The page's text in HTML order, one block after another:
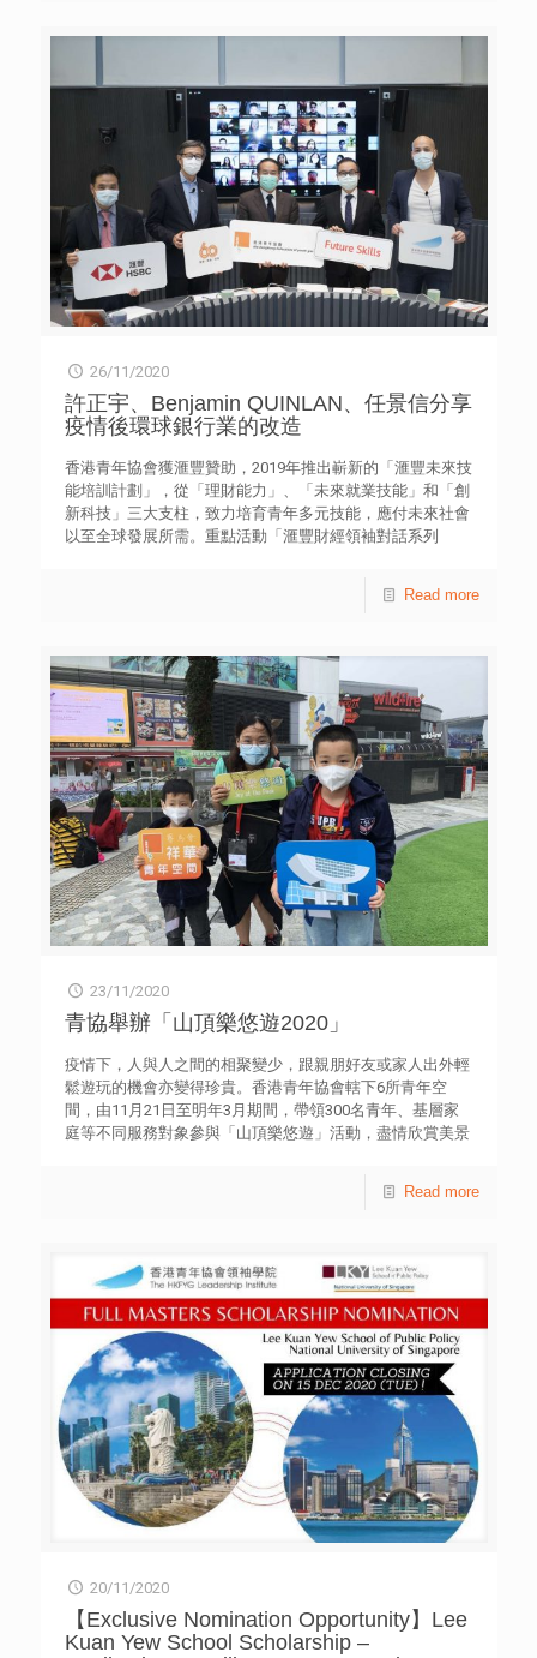
作（54.5%）、發掘新興趣（37.1%）或鞏固已有知識
（36.2%）【表5】。 至於有進行實習的457名（52.1%）受
訪學生中，五成半（54.3%）有採用虛擬實習【表6】；他們
認為虛擬實習能增加工作彈性（74.2%），節省時間和金錢
（65.3%），以及可以適應未來數碼時代的發展（48.4%）
【表7】。 上述調查於今年9月29日至10月18日期間，以網
上問卷調查方式，訪問了877名有實習或有意實習，二年級
或以上全日制大學生和2020年畢業生。另綜合21名青年個案
分析虛擬實習遇到的具體困難，包括較難了解職場文化、溝
通成效低、因缺乏工作所需資源而導致學習機會減少，以及
缺乏真實感等。 結果指出，近八成（79.7%）受訪學生認
來以「100%實體」實習，亦有為數不少（60.7%）期望有少
量虛擬實習，實體佔70-90%【表9】。 研究亦深入訪問多
位專家和學者。有受訪專家肯定實體實習的重要，但隨着資
訊科技的發展和應用，加上疫情令僱主心態改變，更願意接
受虛擬實習；未來實習模式可以實體與虛擬雙軌並存，認為
學生需同時兼顧實體及虛擬實習的技巧，配合現時社會的趨
勢及行業需求，以便畢業後可以面對不同環境及挑戰。 有
受訪專家指出，在新常態下，職場結構和工作模式的改變，
的學習經歷正正是裝備未來技能的重要途徑。 青年創研庫
實習章程資料及配套，包括定下清晰的工作目標、事前足夠
的資料和工作指引等，並加設虛擬夥伴計劃，增加企業與實
習學生的雙向交流。 該組召集人張樂芹表示，參考外地經
驗，學校和非政府組織可合作通過舉辦不同計劃，從社區實
踐出發，讓學生把學科知識應用在實際場景，並設立一站式
網上虛擬實習平台，提供虛擬實習技巧，實習空缺，就業技
能等資訊。 該組成員李家瑋指出，為增加學生的實習機
會，建議政府擴闊境外實習資助計劃至境外虛擬實習計劃，
讓學生擴闊視野。另成員高雪麗指出，學生亦應主動掌握多
元技能以應對新常態。 青協青年研究中心自2015年起成立
「青年創研庫」，是本港一個屬於青年的智庫。第三屆
（2020—2022年度）創研庫成員由超過80位本地青年專業人
士與大專學生組成，平均年齡為27歲。透過以研究實證為基
建言獻策。青年創研庫四項專題研究系列包括：「經濟」、
「管治」、「教育」，以及「民生」。8位專家、學者應邀
擔任創研庫的顧問導師，包括張子欣博士、黃元山先生、陳
弘毅教授、陳維安先生、黃錦輝教授、朱子穎先生、葉兆輝
教授，以及倪以理先生。 -完- 附件「新常態下促進學生實
習經驗」調查結果
26/11/2020
許正宇、Benjamin QUINLAN、任景信分享
疫情後環球銀行業的改造
香港青年協會獲滙豐贊助，2019年推出嶄新的「滙豐未來技
能培訓計劃」，從「理財能力」、「未來就業技能」和「創
新科技」三大支柱，致力培育青年多元技能，應付未來社會
以至全球發展所需。重點活動「滙豐財經領袖對話系列
科學生，與本港重要財經領袖對談環球銀行業趨勢。 是次
生, JP擔任分享嘉賓；並由香港金融發展局人力資源小組召
集人黃元山先生主持。 香港青年協會總幹事何永昌先生表
示，全球經濟在疫情期間經歷各種挑戰，本港學生的生活和
學習模式亦出現新常態，倘能及早探索環球趨勢，將有助規
劃個人事業路向。他指出，青協領袖學院著重實用技能與素
質培育並重；推出的「滙豐財經領袖對話系列」致力提升本
地大專生的未來就業和領導能力。他衷心感謝滙豐、多位商
界領袖，以及各大專院校的鼎力支持。 財政事務及庫務局
局長許正宇在活動上提到，行政長官在當天發表的《施政報
告》涵蓋一系列發展香港金融市場的最新措施，包括互聯互
通的擴容、大灣區發展及金融科技等，建議學生深入了解和
認識。他又鼓勵學生日後踏入職場，應主動發掘問題及可以
改善的地方、思考解決方案及落實執行計劃，在不同行業與
QUINLAN表示，環球虛擬銀行發展迅速，簡化了傳統銀行服
務流程，並提升了服務質素，傳統銀行面對金融科技的發展
亦作出顛覆性創新。未來的環球銀行業將會繼續改造，青年
需要不斷充實自己及提升他們的靈活性，應對未來不斷轉變
的環境。 數碼港行政總裁任景信指出，疫情加速了金融行
業的數碼轉營型，除了將部分工作流程轉移到線上，行業比
以往更著重顧客體驗。金融服務機構更與大灣區及鄰近地區
由香港青年協會主辦的「滙豐財經領袖對話系列2020」，
身了解滙豐不同部門的運作，並藉著不同體驗學習，提升創
新能力，透過合作把意念實踐。詳情可瀏覽網站
hkfyg.org.hk/futureskills。
Read more
23/11/2020
青協舉辦「山頂樂悠遊2020」
疫情下，人與人之間的相聚變少，跟親朋好友或家人出外輕
鬆遊玩的機會亦變得珍貴。香港青年協會轄下6所青年空
間，由11月21日至明年3月期間，帶領300名青年、基層家
庭等不同服務對象參與「山頂樂悠遊」活動，盡情欣賞美景
當豐富。在啟動禮上，青年義工和受惠家庭參加者熱情響
黃秀儀女士表示，該會「鄰舍第一」社區計劃鼓勵青年透過
不同形式的社區服務，推動全港各區鄰舍間的關懷行動，並
為他們提供寶貴的社會體驗。正如首場活動能讓青年義工深
入了解基層家庭的需要，認識彼此生活，同時送上關心。他
們亦帶領參加者走出平常熟悉的社區，見識更多新事物，在
互動過程中凝聚社區關愛氣氛，機會難得。她感謝山頂纜車
有限公司及凌霄閣有限公司的贊助，以及一群義工的全力協
助，令活動得以順利開展。 山頂纜車有限公司及凌霄閣有
限公司總經理曾瑛美小姐亦表示：「很高興可以繼續支持這
個有意義的活動，自2008年與香港青年協會合辦『我的第一
次山頂遊歷』活動以來，多次目睹受惠家庭和青少年在山頂
的歡樂，實在感到欣慰。我們一直積極回饋社會，履行社會
責任。今年疫情是一次重大的考驗，我們希望香港青年和大
歴史歲月中經歷了諸多磨難以及高低起伏。我們更希望鼓勵
大家享受輕鬆時光的同時，在香港之巔分享愛及更認識香港
和山頂過去百多年的歷史和演變。」 本着為青年創造空間
Read more
20/11/2020
【Exclusive Nomination Opportunity】Lee
Kuan Yew School Scholarship –